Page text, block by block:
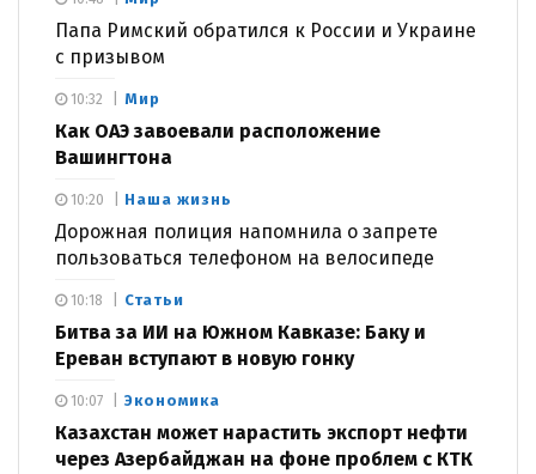
Папа Римский обратился к России и Украине
с призывом
Мир
Как ОАЭ завоевали расположение
Вашингтона
10:32
Наша жизнь
Дорожная полиция напомнила о запрете
пользоваться телефоном на велосипеде
10:20
Статьи
Битва за ИИ на Южном Кавказе: Баку и
Ереван вступают в новую гонку
10:18
Экономика
Казахстан может нарастить экспорт нефти
через Азербайджан на фоне проблем с КТК
10:07